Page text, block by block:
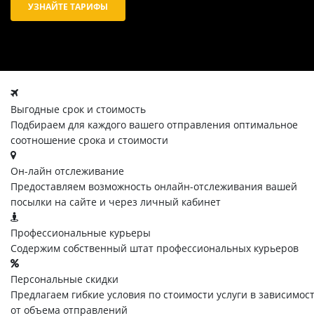
УЗНАЙТЕ ТАРИФЫ
Выгодные срок и стоимость
Подбираем для каждого вашего отправления оптимальное
соотношение срока и стоимости
Он-лайн отслеживание
Предоставляем возможность онлайн-отслеживания вашей
посылки на сайте и через личный кабинет
Профессиональные курьеры
Содержим собственный штат профессиональных курьеров
Персональные скидки
Предлагаем гибкие условия по стоимости услуги в
от объема отправлений